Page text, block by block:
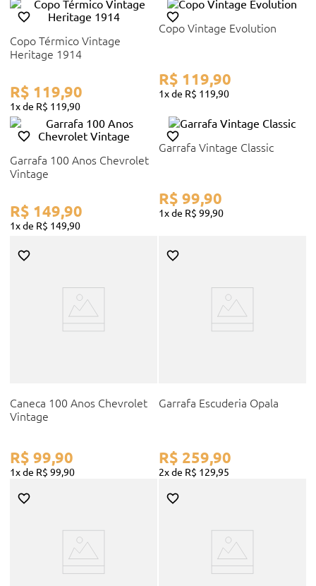
Copo Térmico Vintage
Heritage 1914
R$ 119,90
1 R$ 119,90
Copo Vintage Evolution
R$ 119,90
1 R$ 119,90
Garrafa 100 Anos Chevrolet
Vintage
R$ 149,90
1 R$ 149,90
Garrafa Vintage Classic
R$ 99,90
1 R$ 99,90
Caneca 100 Anos Chevrolet
Vintage
R$ 99,90
1 R$ 99,90
Garrafa Escuderia Opala
R$ 259,90
2 R$ 129,95